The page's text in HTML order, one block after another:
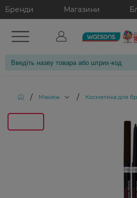
Бренди Магазини
/ Макіяж / Косметика для